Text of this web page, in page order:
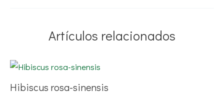
Artículos relacionados
Hibiscus rosa-sinensis